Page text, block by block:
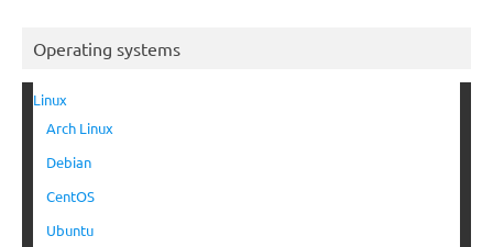
Operating systems
Linux
Arch Linux
Debian
CentOS
Ubuntu